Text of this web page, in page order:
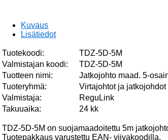
Kuvaus
Lisätiedot
Tuotekoodi:
TDZ-5D-5M
Valmistajan koodi:
TDZ-5D-5M
Tuotteen nimi:
Jatkojohto maad. 5-
Tuoteryhmä:
Virtajohtot ja jatkojohdot
Valmistaja:
ReguLink
Takuuaika:
24 kk
TDZ-5D-5M on suojamaadoitettu 5m
Tuotepakkaus varustettu EAN- viivakoodilla.